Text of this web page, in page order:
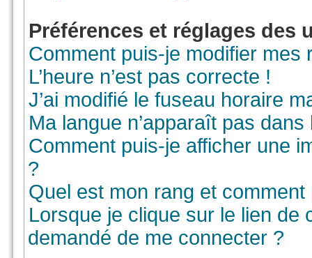
Préférences et réglages des
Comment puis-je modifier mes
L’heure n’est pas correcte !
J’ai modifié le fuseau horaire
Ma langue n’apparaît pas dans
Comment puis-je afficher une
?
Quel est mon rang et
Lorsque je clique sur le lien de
demandé de me connecter ?